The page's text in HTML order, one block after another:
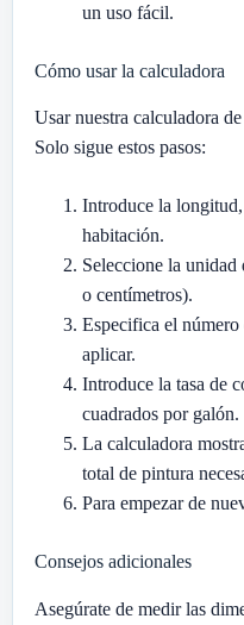
un uso fácil.
Cómo usar la calculadora
Usar nuestra calculadora
Solo sigue estos pasos:
Introduce la
habitación.
Seleccione la unidad
o centímetros).
Especifica el número
aplicar.
Introduce la tasa de
cuadrados por galón.
La calculadora
total de pintura
Para empezar de
Consejos adicionales
Asegúrate de medir las